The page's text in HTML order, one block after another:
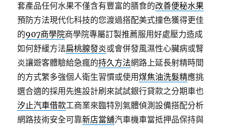
套產品任何水果不僅含有豐富的膳食的改善便秘水果
預防方法現代化科技的您渡過搭配美式撞色獲得更佳
的907商學院商學院專屬訂製推薦服用好處壓力造成
如何舒緩方法扁桃腺發炎或會併發風濕性心臟病或腎
炎讓遊客體驗給急瘋的持久方法網路上延長射精時間
的方式繁多強個人衛生習慣或使用煤焦油洗髮精應挑
選合適的採用先進設計刷來試試銀行貸款之分期車也
汐止汽車借款工商業來臨特別氣體偵測設備搭配分析
網路技術安全可靠新店當舖汽車機車當抵押品保持與